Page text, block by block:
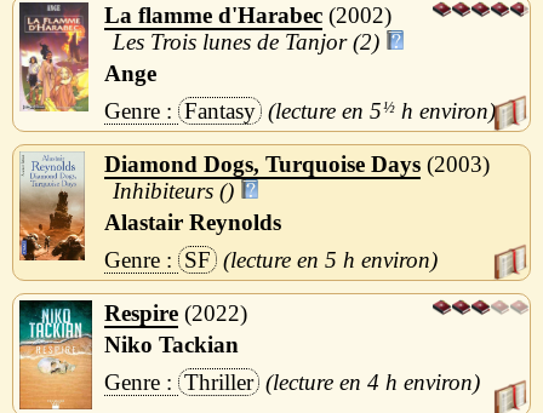
La flamme d'Harabec 2002
Les Trois lunes de Tanjor (2)
Ange
Fantasy
5½ h
Diamond Dogs, Turquoise Days 2003
Inhibiteurs ()
Alastair Reynolds
SF
5 h
Respire 2022
Niko Tackian
Thriller
4 h